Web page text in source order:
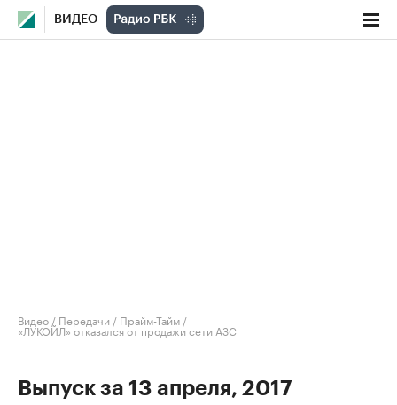
ВИДЕО
Видео / Передачи / Прайм-Тайм /
«ЛУКОЙЛ» отказался от продажи сети АЗС
Выпуск за 13 апреля, 2017